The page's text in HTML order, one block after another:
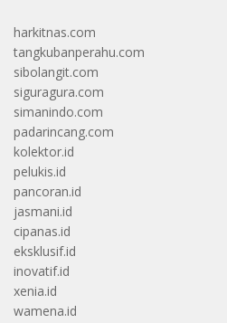
harkitnas.com
tangkubanperahu.com
sibolangit.com
siguragura.com
simanindo.com
padarincang.com
kolektor.id
pelukis.id
pancoran.id
jasmani.id
cipanas.id
eksklusif.id
inovatif.id
xenia.id
wamena.id